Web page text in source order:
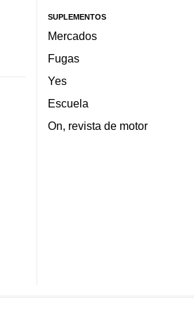
SUPLEMENTOS
Mercados
Fugas
Yes
Escuela
On, revista de motor